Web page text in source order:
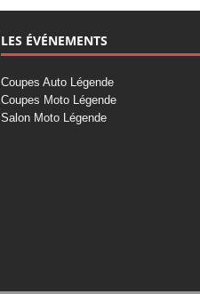
LES ÉVÉNEMENTS
Coupes Auto Légende
Coupes Moto Légende
Salon Moto Légende